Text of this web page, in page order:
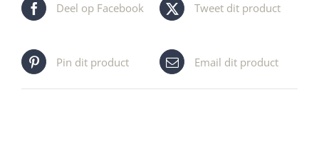
Deel op Facebook Tweet dit product
Pin dit product Email dit product